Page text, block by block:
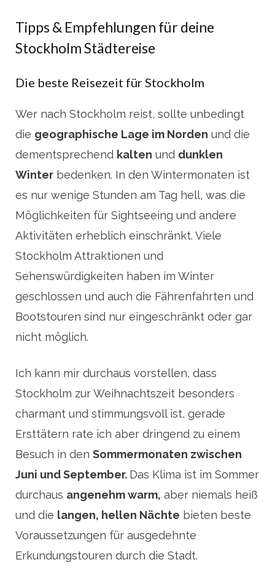
Tipps & Empfehlungen für deine
Stockholm Städtereise
Die beste Reisezeit für Stockholm
Wer nach Stockholm reist, sollte unbedingt
die geographische Lage im Norden und die
dementsprechend kalten und dunklen
Winter bedenken. In den Wintermonaten ist
es nur wenige Stunden am Tag hell, was die
Möglichkeiten für Sightseeing und andere
Aktivitäten erheblich einschränkt. Viele
Stockholm Attraktionen und
Sehenswürdigkeiten haben im Winter
geschlossen und auch die Fährenfahrten und
Bootstouren sind nur eingeschränkt oder gar
nicht möglich.
Ich kann mir durchaus vorstellen, dass
Stockholm zur Weihnachtszeit besonders
charmant und stimmungsvoll ist, gerade
Ersttätern rate ich aber dringend zu einem
Besuch in den Sommermonaten zwischen
Juni und September. Das Klima ist im Sommer
durchaus angenehm warm, aber niemals heiß
und die langen, hellen Nächte bieten beste
Voraussetzungen für ausgedehnte
Erkundungstouren durch die Stadt.